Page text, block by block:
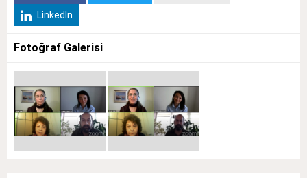
LinkedIn
Fotoğraf Galerisi